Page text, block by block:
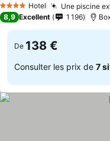
4 Étoiles Hotel Une piscine
8,9 Excellent 1 196
De 138 €
Consulter les prix de 7